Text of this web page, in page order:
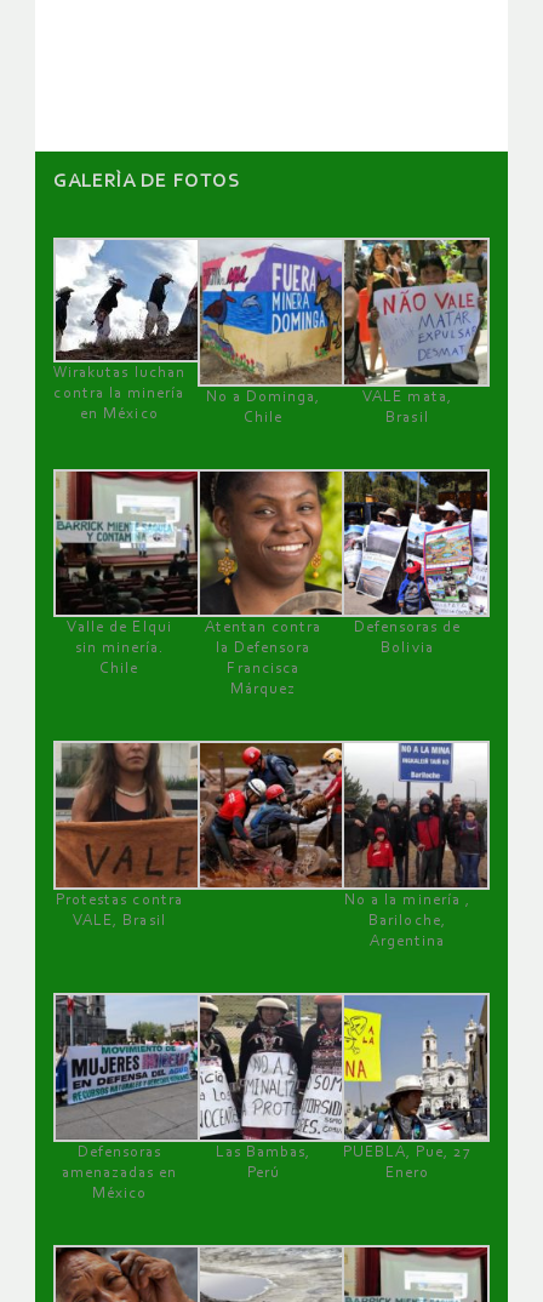
GALERÌA DE FOTOS
Wirakutas luchan
contra la minería
en México
No a Dominga,
Chile
VALE mata,
Brasil
Valle de Elqui
sin minería.
Chile
Atentan contra
la Defensora
Francisca
Márquez
Defensoras de
Bolivia
Protestas contra
VALE, Brasil
No a la minería ,
Bariloche,
Argentina
Defensoras
amenazadas en
México
Las Bambas,
Perú
PUEBLA, Pue, 27
Enero